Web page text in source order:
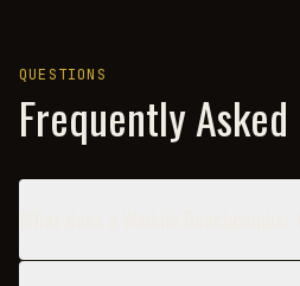
QUESTIONS
Frequently Asked